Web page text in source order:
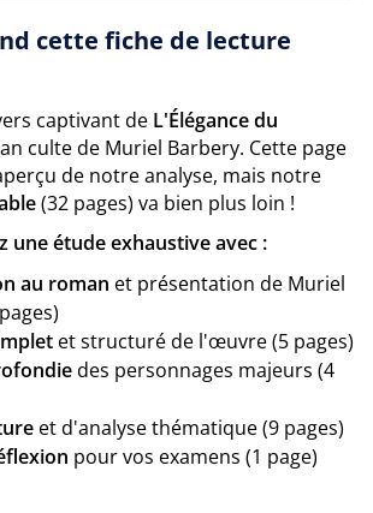
cette fiche de lecture
captivant de L'Élégance du
culte de Muriel Barbery. Cette page
de notre analyse, mais notre
(32 pages) va bien plus loin !
une étude exhaustive avec :
au roman et présentation de Muriel
et structuré de l'œuvre (5 pages)
des personnages majeurs (4
et d'analyse thématique (9 pages)
pour vos examens (1 page)